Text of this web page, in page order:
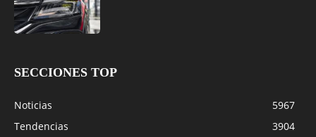
SECCIONES TOP
Noticias
5967
Tendencias
3904